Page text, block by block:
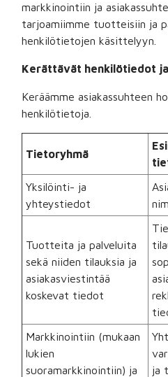
markkinointiin ja
tarjoamiimme tuotteisiin ja
henkilötietojen käsittelyyn.
Kerättävät henkilötiedot
Keräämme asiakassuhteen
henkilötietoja.
Tietoryhmä
Yksilöinti- ja
yhteystiedot
Tuotteita ja palveluita
sekä niiden tilauksia ja
asiakasviestintää
koskevat tiedot
Markkinointiin (mukaan
lukien
suoramarkkinointiin) ja
ja